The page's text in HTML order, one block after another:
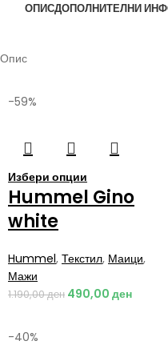
ОПИСДОПОЛНИТЕЛНИ
Опис
-59%
Избери опции
Hummel Gino
white
Hummel, Текстил, Маици,
Мажи
1.190,00ден 490,00 ден
-40%